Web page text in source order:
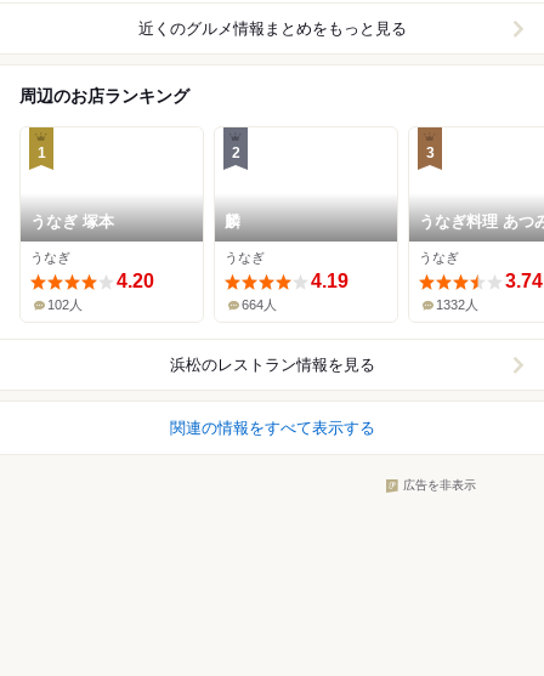
近くのグルメ情報まとめをもっと見る
周辺のお店ランキング
1
うなぎ 塚本
うなぎ
4.20
102人
2
麟
うなぎ
4.19
664人
3
うなぎ料理 あつ
うなぎ
3.74
1332人
浜松のレストラン情報を見る
関連の情報をすべて表示する
広告を非表示